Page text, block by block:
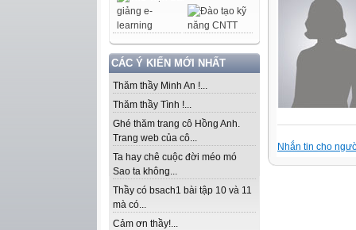
CÁC Ý KIẾN MỚI NHẤT
Thăm thầy Minh An !...
Thăm thầy Tình !...
Ghé thăm trang cô Hồng Anh.
Trang web của cô...
Ta hay chê cuộc đời méo mó
Sao ta không...
Thầy có bsach1 bài tập 10 và 11
mà có...
Cảm ơn thầy!...
Nhắn tin cho